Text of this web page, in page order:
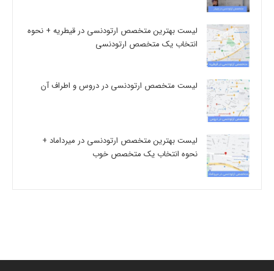
لیست بهترین متخصص ارتودنسی در قیطریه + نحوه
انتخاب یک متخصص ارتودنسی
لیست متخصص ارتودنسی در دروس و اطراف آن
لیست بهترین متخصص ارتودنسی در میرداماد +
نحوه انتخاب یک متخصص خوب